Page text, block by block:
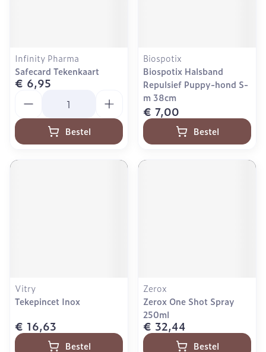
Infinity Pharma
Safecard Tekenkaart
€ 6,95
Bestel
Biospotix
Biospotix Halsband
Repulsief Puppy-hond S-
m 38cm
€ 7,00
Bestel
Vitry
Tekepincet Inox
€ 16,63
Bestel
Zerox
Zerox One Shot Spray
250ml
€ 32,44
Bestel